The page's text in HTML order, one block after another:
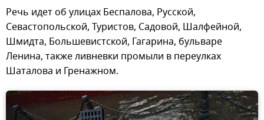
Речь идет об улицах Беспалова, Русской,
Севастопольской, Туристов, Садовой, Шалфейной,
Шмидта, Большевистской, Гагарина, бульваре
Ленина, также ливневки промыли в переулках
Шаталова и Гренажном.